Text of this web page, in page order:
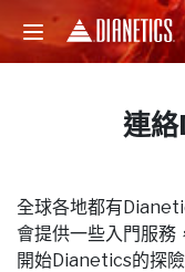
連
全球各地都有
會提供一些入門服務
開始Dianetics的探險